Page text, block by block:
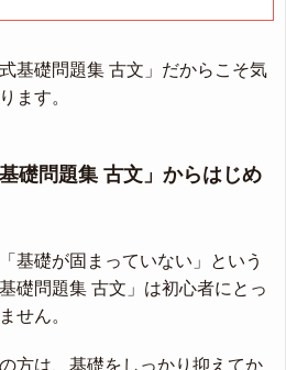
基礎問題集 古文」だからこそ気
ます。
礎問題集 古文」からはじめ
基礎が固まっていない」という
礎問題集 古文」は初心者にとっ
せん。
方は、基礎をしっかり抑えてか